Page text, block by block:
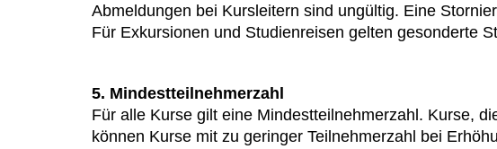
Abmeldungen bei Kursleitern sind ungültig. Eine
Für Exkursionen und Studienreisen gelten gesonderte
5. Mindestteilnehmerzahl
Für alle Kurse gilt eine Mindestteilnehmerzahl. Kurse,
können Kurse mit zu geringer Teilnehmerzahl bei